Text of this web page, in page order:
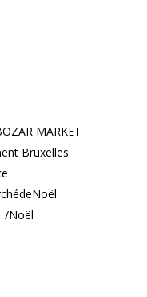
MARKET
Bruxelles
Noël